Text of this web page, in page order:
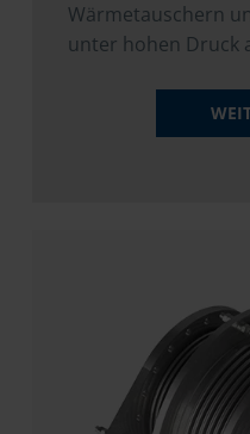
Wärmetauschern
unter hohen Druck